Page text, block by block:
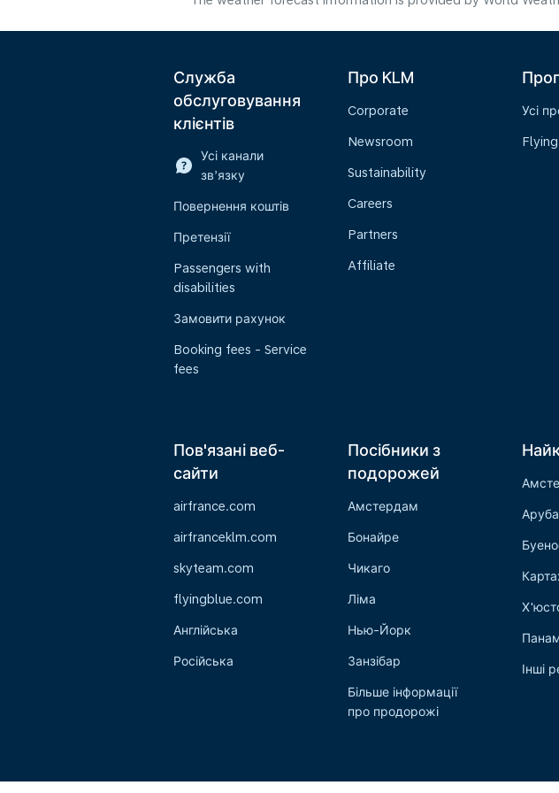
Служба
обслуговування
клієнтів
Усі канали
зв’язку
Повернення коштів
Претензії
Passengers with
disabilities
Замовити рахунок
Booking fees - Service
fees
Про KLM
Corporate
Newsroom
Sustainability
Careers
Partners
Affiliate
Усі
Пов'язані веб-
сайти
airfrance.com
airfranceklm.com
skyteam.com
flyingblue.com
Англійська
Російська
Посібники з
подорожей
Амстердам
Бонайре
Чикаго
Ліма
Нью-Йорк
Занзібар
Більше інформації
про продорожі
Аруба
Інші